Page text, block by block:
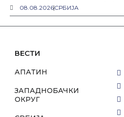
08.08.2026СРБИЈА
ВЕСТИ
АПАТИН
ЗАПАДНОБАЧКИ
ОКРУГ